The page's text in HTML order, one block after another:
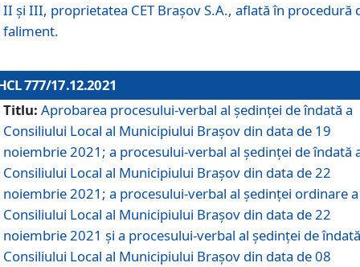
II și III, proprietatea CET Brașov S.A., aflată în procedură
faliment.
777/17.12.2021
Titlu: Aprobarea procesului-verbal al şedinţei de îndată a
Consiliului Local al Municipiului Braşov din data de 19
noiembrie 2021; a procesului-verbal al şedinţei de îndată
Consiliului Local al Municipiului Braşov din data de 22
noiembrie 2021; a procesului-verbal al şedinţei ordinare a
Consiliului Local al Municipiului Braşov din data de 22
noiembrie 2021 și a procesului-verbal al şedinţei de
Consiliului Local al Municipiului Braşov din data de 08